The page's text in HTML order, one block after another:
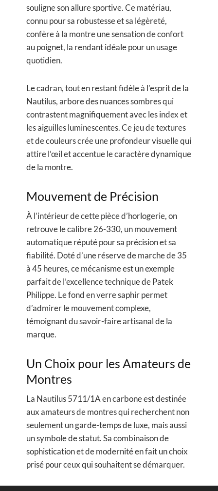
souligne son allure sportive. Ce matériau,
connu pour sa robustesse et sa légèreté,
confère à la montre une sensation de confort
au poignet, la rendant idéale pour un usage
quotidien.
Le cadran, tout en restant fidèle à l’esprit de la
Nautilus, arbore des nuances sombres qui
contrastent magnifiquement avec les index et
les aiguilles luminescentes. Ce jeu de textures
et de couleurs crée une profondeur visuelle qui
attire l’œil et accentue le caractère dynamique
de la montre.
Mouvement de Précision
À l’intérieur de cette pièce d’horlogerie, on
retrouve le calibre 26-330, un mouvement
automatique réputé pour sa précision et sa
fiabilité. Doté d’une réserve de marche de 35
à 45 heures, ce mécanisme est un exemple
parfait de l’excellence technique de Patek
Philippe. Le fond en verre saphir permet
d’admirer le mouvement complexe,
témoignant du savoir-faire artisanal de la
marque.
Un Choix pour les Amateurs de
Montres
La Nautilus 5711/1A en carbone est destinée
aux amateurs de montres qui recherchent non
seulement un garde-temps de luxe, mais aussi
un symbole de statut. Sa combinaison de
sophistication et de modernité en fait un choix
prisé pour ceux qui souhaitent se démarquer.